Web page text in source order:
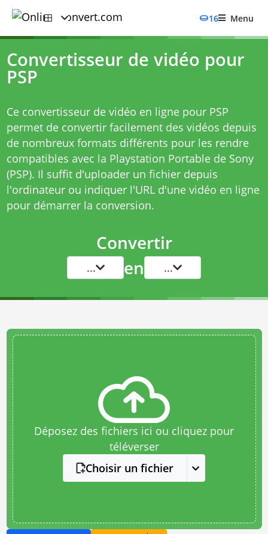
16 Menu
Convertisseur de vidéo pour
PSP
Ce convertisseur de vidéo en ligne pour PSP
permet de convertir facilement des vidéos depuis
de nombreux formats différents pour les rendre
compatibles avec la Playstation Portable de Sony
(PSP). Il suffit d'uploader un fichier depuis
l'ordinateur ou indiquer l'URL d'une vidéo en ligne
pour démarrer la conversion.
Convertir
... en ...
Déposez des fichiers ici ou cliquez pour
téléverser
Choisir un fichier